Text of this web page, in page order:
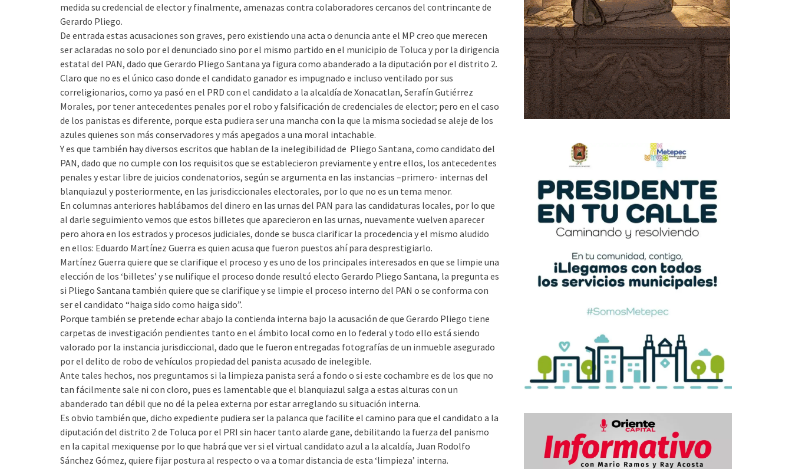
medida su credencial de elector y finalmente, amenazas contra colaboradores cercanos del contrincante de
Gerardo Pliego.
De entrada estas acusaciones son graves, pero existiendo una acta o denuncia ante el MP creo que merecen
ser aclaradas no solo por el denunciado sino por el mismo partido en el municipio de Toluca y por la dirigencia
estatal del PAN, dado que Gerardo Pliego Santana ya figura como abanderado a la diputación por el distrito 2.
Claro que no es el único caso donde el candidato ganador es impugnado e incluso ventilado por sus
correligionarios, como ya pasó en el PRD con el candidato a la alcaldía de Xonacatlan, Serafín Gutiérrez
Morales, por tener antecedentes penales por el robo y falsificación de credenciales de elector; pero en el caso
de los panistas es diferente, porque esta pudiera ser una mancha con la que la misma sociedad se aleje de los
azules quienes son más conservadores y más apegados a una moral intachable.
Y es que también hay diversos escritos que hablan de la inelegibilidad de Pliego Santana, como candidato del
PAN, dado que no cumple con los requisitos que se establecieron previamente y entre ellos, los antecedentes
penales y estar libre de juicios condenatorios, según se argumenta en las instancias –primero- internas del
blanquiazul y posteriormente, en las jurisdiccionales electorales, por lo que no es un tema menor.
En columnas anteriores hablábamos del dinero en las urnas del PAN para las candidaturas locales, por lo que
al darle seguimiento vemos que estos billetes que aparecieron en las urnas, nuevamente vuelven aparecer
pero ahora en los estrados y procesos judiciales, donde se busca clarificar la procedencia y el mismo aludido
en ellos: Eduardo Martínez Guerra es quien acusa que fueron puestos ahí para desprestigiarlo.
Martínez Guerra quiere que se clarifique el proceso y es uno de los principales interesados en que se limpie una
elección de los ‘billetes’ y se nulifique el proceso donde resultó electo Gerardo Pliego Santana, la pregunta es
si Pliego Santana también quiere que se clarifique y se limpie el proceso interno del PAN o se conforma con
ser el candidato “haiga sido como haiga sido”.
Porque también se pretende echar abajo la contienda interna bajo la acusación de que Gerardo Pliego tiene
carpetas de investigación pendientes tanto en el ámbito local como en lo federal y todo ello está siendo
valorado por la instancia jurisdiccional, dado que le fueron entregadas fotografías de un inmueble asegurado
por el delito de robo de vehículos propiedad del panista acusado de inelegible.
Ante tales hechos, nos preguntamos si la limpieza panista será a fondo o si este cochambre es de los que no
tan fácilmente sale ni con cloro, pues es lamentable que el blanquiazul salga a estas alturas con un
abanderado tan débil que no dé la pelea externa por estar arreglando su situación interna.
Es obvio también que, dicho expediente pudiera ser la palanca que facilite el camino para que el candidato a la
diputación del distrito 2 de Toluca por el PRI sin hacer tanto alarde gane, debilitando la fuerza del panismo
en la capital mexiquense por lo que habrá que ver si el virtual candidato azul a la alcaldía, Juan Rodolfo
Sánchez Gómez, quiere fijar postura al respecto o va a tomar distancia de esta ‘limpieza’ interna.